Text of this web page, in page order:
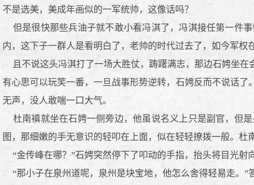
不是选美，美成年画似的一军统帅，这像话吗？
但是很快那些兵油子就不敢小看冯淇了，冯淇接任第一件
内，这下子一群人是看明白了，老帅的时代过去了，如今军权
且不说这头冯淇打了一场大胜仗，踌躇满志，那边石娉坐在
有心思可以玩笑一番，一旦战事形势逆转，石娉反而不说话
无声，没人敢喘一口大气。
杜南禛就坐在石娉一侧旁边，他虽说名义上只是副官，但
图，那细嫩的手无意识的轻叩在上面，似在轻轻撩拨一般。杜
“金传峰在哪？”石娉突然停下了叩动的手指，抬头将目光射
“那小子在泉州道呢，泉州是块宝地，他怎么舍得轻易走。”